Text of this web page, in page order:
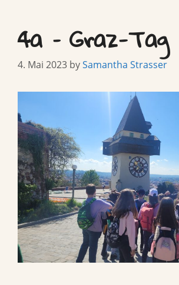
4a – Graz-Tag
4. Mai 2023 bySamantha Strasser